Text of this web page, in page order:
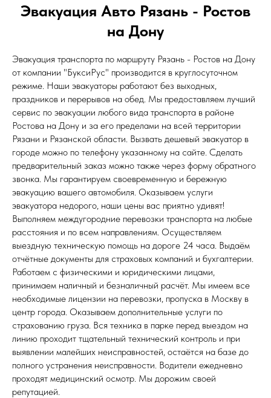
Эвакуация Авто Рязань - Ростов
на Дону
Эвакуация транспорта по маршруту Рязань - Ростов на Дону
от компании "БуксиРус" производится в круглосуточном
режиме. Наши эвакуаторы работают без выходных,
праздников и перерывов на обед. Мы предоставляем лучший
сервис по эвакуации любого вида транспорта в районе
Ростова на Дону и за его пределами на всей территории
Рязани и Рязанской области. Вызвать дешевый эвакуатор в
городе можно по телефону указанному на сайте. Сделать
предварительный заказ можно также через форму обратного
звонка. Мы гарантируем своевременную и бережную
эвакуацию вашего автомобиля. Оказываем услуги
эвакуатора недорого, наши цены вас приятно удивят!
Выполняем междугородние перевозки транспорта на любые
расстояния и по всем направлениям. Осуществляем
выездную техническую помощь на дороге 24 часа. Выдаём
отчётные документы для страховых компаний и бухгалтерии.
Работаем с физическими и юридическими лицами,
принимаем наличный и безналичный расчёт. Мы имеем все
необходимые лицензии на перевозки, пропуска в Москву в
центр города. Оказываем дополнительные услуги по
страхованию груза. Вся техника в парке перед выездом на
линию проходит тщательный технический контроль и при
выявлении малейших неисправностей, остаётся на базе до
полного устранения неисправности. Водители ежедневно
проходят медицинский осмотр. Мы дорожим своей
репутацией.